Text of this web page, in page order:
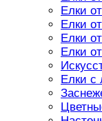
Елки
Елки
Елки
Елки
Елки с